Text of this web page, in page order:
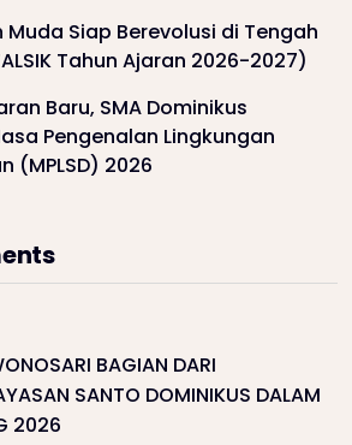
Siap Berevolusi di Tengah
Tahun Ajaran 2026-2027)
Baru, SMA Dominikus
Pengenalan Lingkungan
(MPLSD) 2026
BAGIAN DARI
SANTO DOMINIKUS DALAM
2026